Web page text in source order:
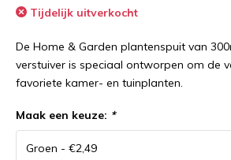
Tijdelijk uitverkocht
De Home & Garden plantenspuit van
verstuiver is speciaal ontworpen om de
favoriete kamer- en tuinplanten.
Maak een keuze: *